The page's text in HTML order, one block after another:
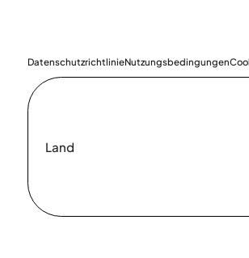
DatenschutzrichtlinieNutzungsbedingungen
Land